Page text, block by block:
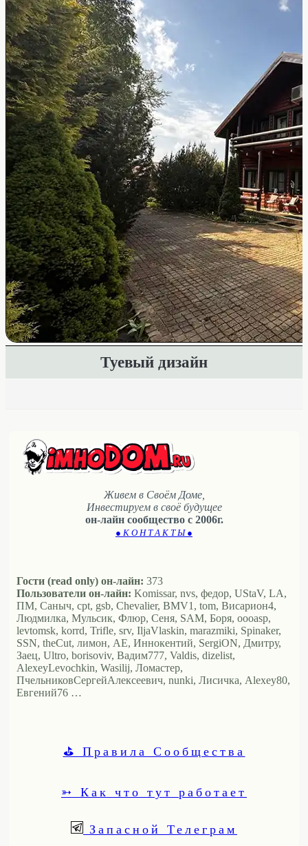
Туевый дизайн
Живем в Своём Доме,
Инвестируем в своё будущее
он-лайн сообщество с 2006г.
● К О Н Т А К Т Ы ●
Гости (read only) он-лайн: 373
Пользователи он-лайн: Komissar, nvs, федор, UStaV, LA,
ПМ, Саныч, cpt, gsb, Chevalier, BMV1, tom, Висариoн4,
Людмилка, Мульсик, Флюр, Сеня, SAM, Боря, oooasp,
levtomsk, korrd, Trifle, srv, IljaVlaskin, marazmiki, Spinaker,
SSN, theCut, лимон, АЕ, Иннокентий, SergiON, Дмитру,
Заец, Ultro, borisoviv, Вадим777, Valdis, dizelist,
AlexeyLevochkin, Wasilij, Ломастер,
ПчельниковСергейАлексеевич, nunki, Лисичка, Alexey80,
Евгений76 …
⛳ Правила Сообщества
➳ Как что тут работает
Запасной Телеграм